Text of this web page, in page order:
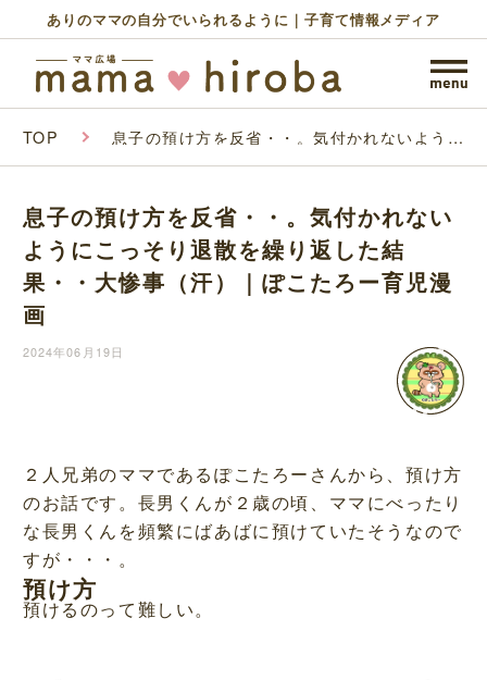
ありのママの自分でいられるように｜子育て情報メディア
TOP 息子の預け方を反省・・。気付かれないように
（汗）｜ぽこたろー育児漫画
息子の預け方を反省・・。気付かれない
ようにこっそり退散を繰り返した結
果・・大惨事（汗）｜ぽこたろー育児漫
画
2024年06月19日
２人兄弟のママであるぽこたろーさんから、預け方
のお話です。長男くんが２歳の頃、ママにべったり
な長男くんを頻繁にばあばに預けていたそうなので
すが・・・。
預け方
預けるのって難しい。